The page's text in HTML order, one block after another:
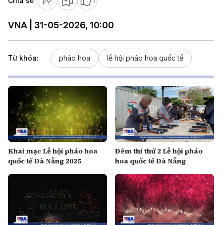
VNA | 31-05-2026, 10:00
Từ khóa: pháo hoa lễ hội pháo hoa quốc tế
Khai mạc Lễ hội pháo hoa
quốc tế Đà Nẵng 2025
Đêm thi thứ 2 Lễ hội pháo
hoa quốc tế Đà Nẵng